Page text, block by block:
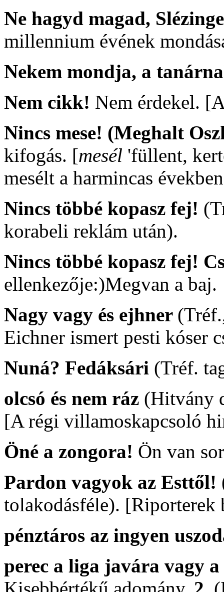
Ne hagyd magad,
millennium évének
Nekem mondja, a
Nem cikk! Nem érdekel.
Nincs mese! (Meghalt
kifogás. [mesél 'füllent,
mesélt a harmincas
Nincs többé kopasz fej!
korabeli reklám után).
Nincs többé kopasz fej!
ellenkezője:)Megvan a baj.
Nagy vagy és ejhner
Eichner ismert pesti kóser
Nuná? Fedáksári (Tréf.
olcsó és nem ráz (Hitvány
[A régi villamoskapcsoló
Öné a zongora! Ön van
Pardon vagyok az Esttől!
tolakodásféle). [Riporterek
pénztáros az ingyen
perec a liga javára vagy